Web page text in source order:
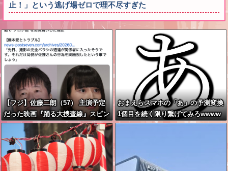
止！」という逃げ場ゼロで理不尽すぎた
【フジ】佐藤二朗（57） 主演予定
だった映画『踊る大捜査線』スピン
オフ作品の撮影中止が正式に決定
おまえらスマホの「あ」の予測変換
1個目を続く限り繋げてみろwwww
www